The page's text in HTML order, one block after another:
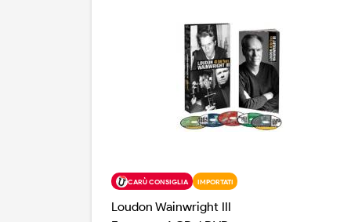
CARÙ CONSIGLIA IMPORTATI
Loudon Wainwright III